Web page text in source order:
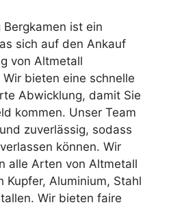
ist ein
sich auf den Ankauf
von Altmetall
bieten eine schnelle
Abwicklung, damit Sie
kommen. Unser Team
zuverlässig, sodass
können. Wir
alle Arten von Altmetall
Kupfer, Aluminium, Stahl
Wir bieten faire